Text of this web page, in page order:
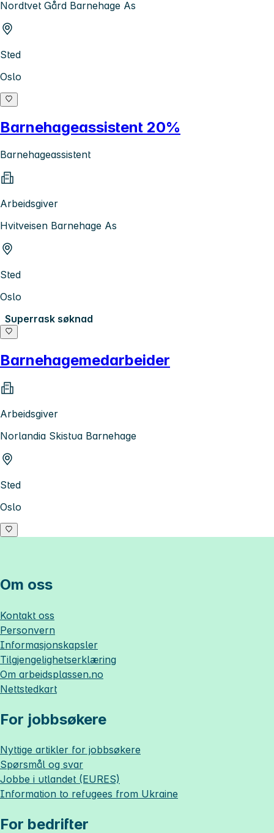
Nordtvet Gård Barnehage As
Sted
Oslo
Barnehageassistent 20%
Barnehageassistent
Arbeidsgiver
Hvitveisen Barnehage As
Sted
Oslo
Superrask søknad
Barnehagemedarbeider
Arbeidsgiver
Norlandia Skistua Barnehage
Sted
Oslo
Om oss
Kontakt oss
Personvern
Informasjonskapsler
Tilgjengelighetserklæring
Om arbeidsplassen.no
Nettstedkart
For jobbsøkere
Nyttige artikler for jobbsøkere
Spørsmål og svar
Jobbe i utlandet (EURES)
Information to refugees from Ukraine
For bedrifter